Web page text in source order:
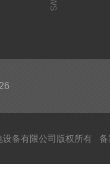
设备有限公司版权所有 备